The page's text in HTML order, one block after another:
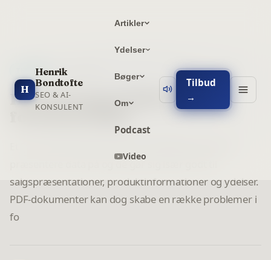
H
Henrik
Bondtofte
SEO & AI-
KONSULENT
Artikler
Ydelser
Bøger
Om
Podcast
Video
Tilbud
→
TEKNISK 6min læsning
Håndtering af PDF-filer i
præsentere data på og de gør sig især godt til
salgspræsentationer, produktinformationer og ydelser.
PDF-dokumenter kan dog skabe en række problemer i
fo